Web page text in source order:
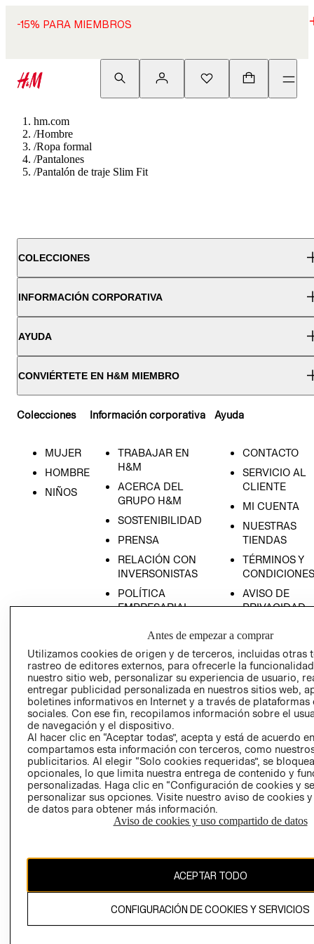
-15% PARA MIEMBROS
hm.com
/Hombre
/Ropa formal
/Pantalones
/Pantalón de traje Slim Fit
COLECCIONES
INFORMACIÓN CORPORATIVA
AYUDA
CONVIÉRTETE EN H&M MIEMBRO
Colecciones
MUJER
HOMBRE
NIÑOS
Información corporativa
TRABAJAR EN
H&M
ACERCA DEL
GRUPO H&M
SOSTENIBILIDAD
PRENSA
RELACIÓN CON
INVERSONISTAS
POLÍTICA
EMPRESARIAL
Ayuda
CONTACTO
SERVICIO AL
CLIENTE
MI CUENTA
NUESTRAS
TIENDAS
TÉRMINOS Y
CONDICIONES
AVISO DE
PRIVACIDAD
COOKIES
LIBRO DE
Ecuador ($)
CAMBIAR REGIÓN
El contenido de esta página web está protegido por copyright y es
propiedad de H&M Hennes & Mauritz AB.
Antes de empezar a comprar
Utilizamos cookies de origen y de terceros, incluidas otras
rastreo de editores externos, para ofrecerle la
nuestro sitio web, personalizar su experiencia de usuario,
entregar publicidad personalizada en nuestros sitios web,
boletines informativos en Internet y a través de plataformas
sociales. Con ese fin, recopilamos información sobre el
de navegación y el dispositivo.
Al hacer clic en “Aceptar todas”, acepta y está de acuerdo
compartamos esta información con terceros, como
publicitarios. Al elegir “Solo cookies requeridas”, se
opcionales, lo que limita nuestra entrega de contenido y
personalizadas. Haga clic en “Configuración de cookies y
personalizar sus opciones. Visite nuestro aviso de cookies
de datos para obtener más información.
Aviso de cookies y uso compartido de datos
ACEPTAR TODO
CONFIGURACIÓN DE COOKIES Y SERVICIOS